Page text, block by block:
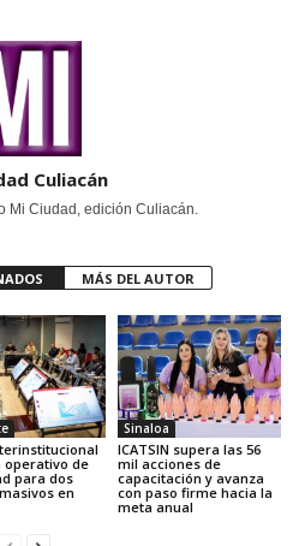
Culiacán
Mi Ciudad, edición Culiacán.
MÁS DEL AUTOR
operativo de
para dos
en
Sinaloa
ICATSIN supera las 56
mil acciones de
capacitación y avanza
con paso firme hacia la
meta anual